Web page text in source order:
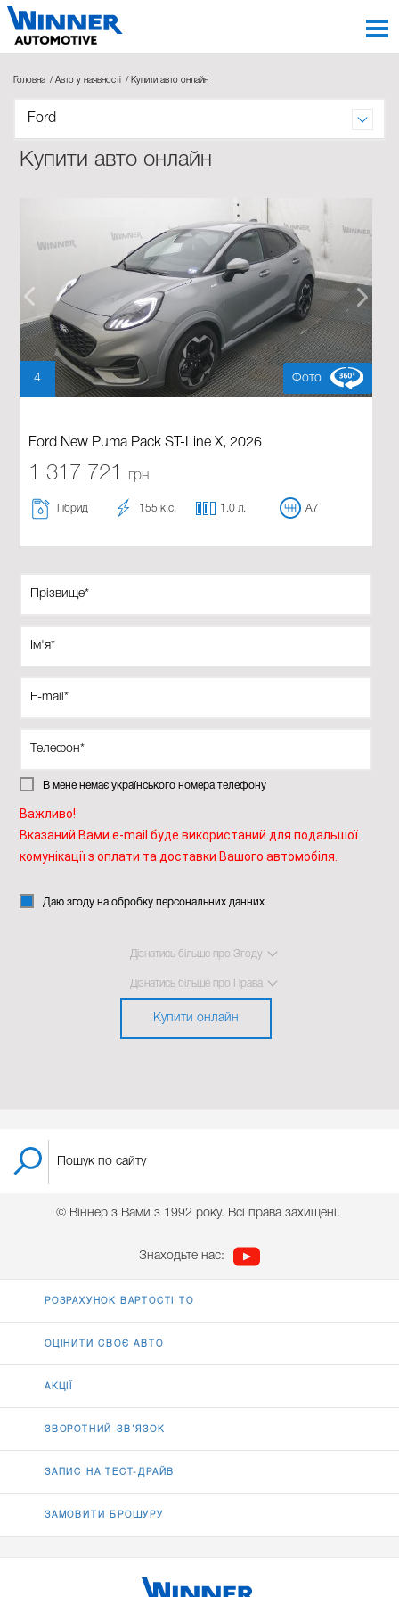
Головна Авто у наявності Купити авто онлайн
Ford
Купити авто онлайн
В мене немає українського номера телефону
Важливо!
Вказаний Вами e-mail буде використаний для подальшої
комунікації з оплати та доставки Вашого автомобіля.
Даю згоду на обробку персональних данних
Дізнатись більше про Згоду
Дізнатись більше про Права
Купити онлайн
4 Фото
Ford New Puma Pack ST-Line X, 2026
1 317 721 грн
Гібрид 155 к.с. 1.0 л. A7
© Віннер з Вами з 1992 року. Всі права захищені.
Знаходьте нас:
РОЗРАХУНОК ВАРТОСТІ ТО
ОЦІНИТИ СВОЄ АВТО
АКЦІЇ
ЗВОРОТНИЙ ЗВ’ЯЗОК
ЗАПИС НА ТЕСТ-ДРАЙВ
ЗАМОВИТИ БРОШУРУ